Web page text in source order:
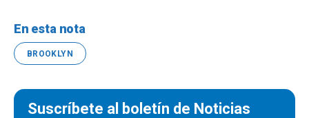
En esta nota
BROOKLYN
Suscríbete al boletín de Noticias